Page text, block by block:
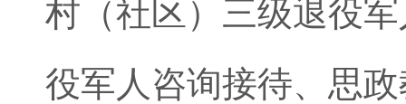
村（社区）三级退役
役军人咨询接待、思